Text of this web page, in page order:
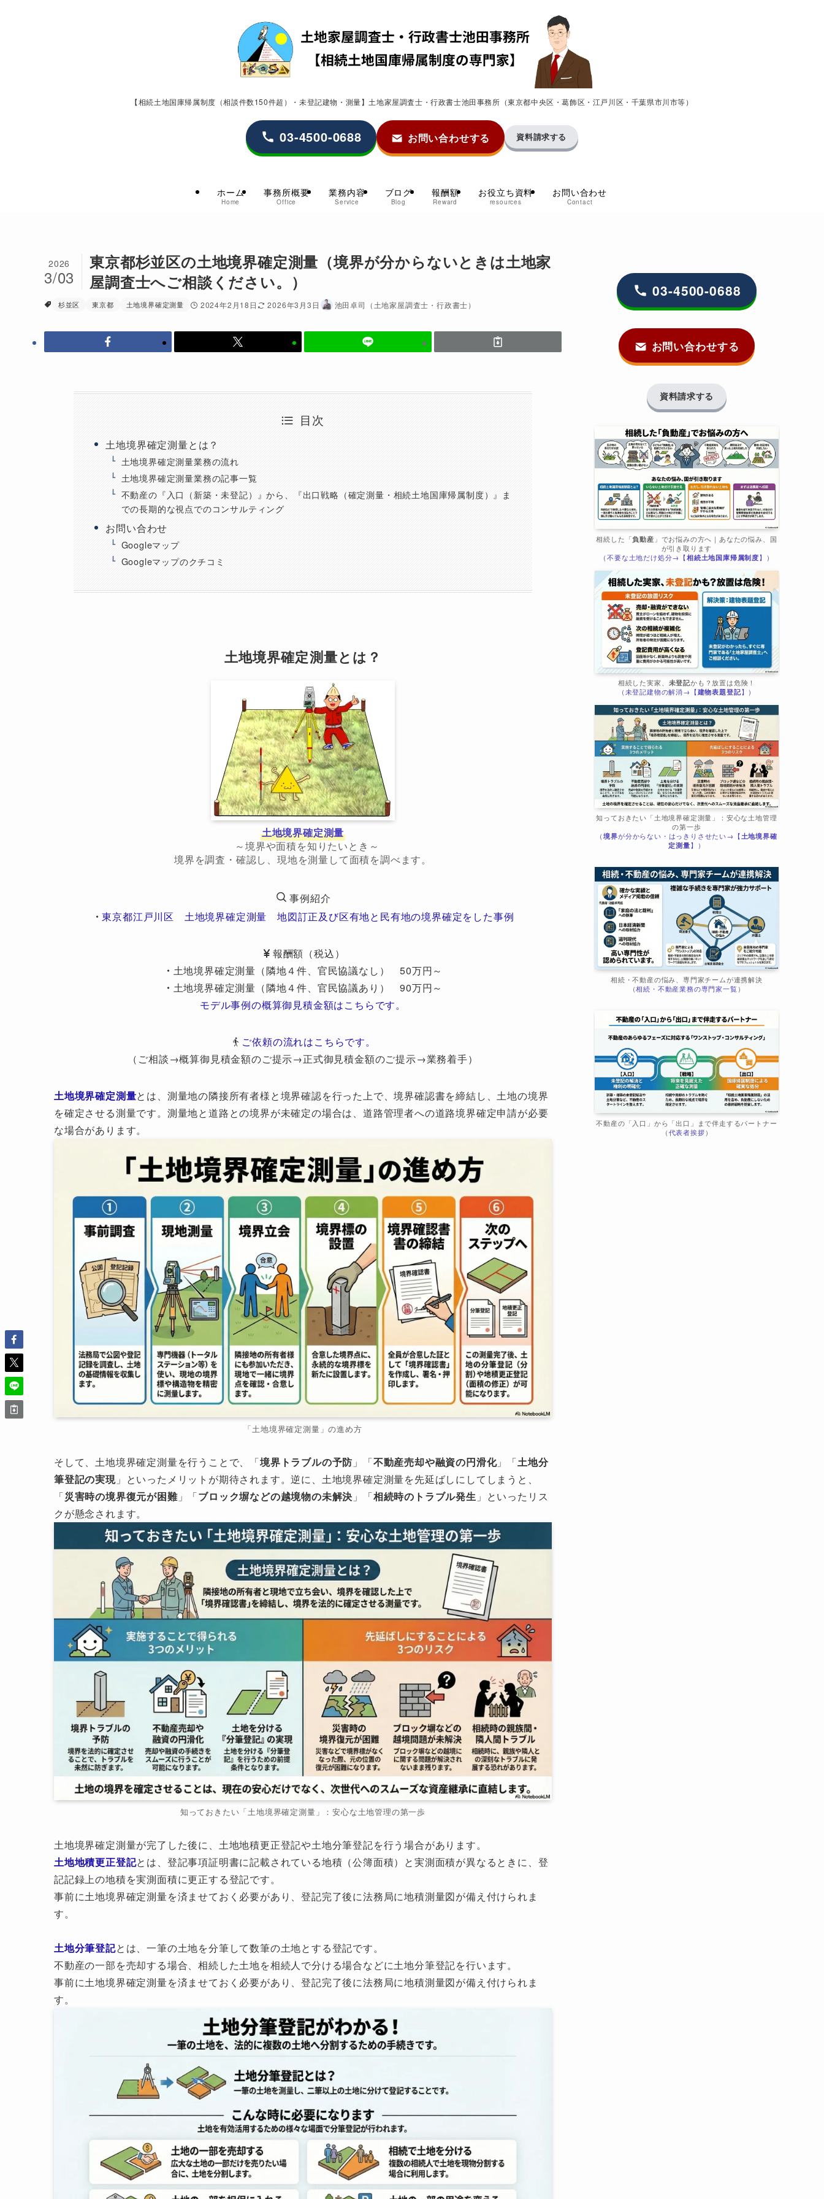
【相続土地国庫帰属制度（相談件数150件超）・未登記建物・測量】土地家屋調査士・行政書士池田事務所（東京都中央区・葛飾区・江戸川区・千葉県市川市等）
ホーム
Home
事務所概要
Office
業務内容
Service
ブログ
Blog
報酬額
Reward
お役立ち資料
resources
お問い合わせ
Contact
03-4500-0688 お問い合わせする 資料請求する
東京都杉並区の土地境界確定測量（境界が分からないときは土地家
屋調査士へご相談ください。）
2026
3/03
杉並区 東京都 土地境界確定測量 2024年2月18日 2026年3月3日 池田卓司（土地家屋調査士・行政書士）
目次
土地境界確定測量とは？
土地境界確定測量業務の流れ
土地境界確定測量業務の記事一覧
不動産の『入口（新築・未登記）』から、『出口戦略（確定測量・相続土地国庫帰属制度）』ま
での長期的な視点でのコンサルティング
お問い合わせ
Googleマップ
Googleマップのクチコミ
土地境界確定測量とは？
土地境界確定測量
～境界や面積を知りたいとき～
境界を調査・確認し、現地を測量して面積を調べます。
事例紹介
・東京都江戸川区 土地境界確定測量 地図訂正及び区有地と民有地の境界確定をした事例
報酬額（税込）
・ 土地境界確定測量（隣地４件、官民協議なし） 50万円～
・ 土地境界確定測量（隣地４件、官民協議あり） 90万円～
モデル事例の概算御見積金額はこちらです。
ご依頼の流れはこちらです。
（ご相談→概算御見積金額のご提示→正式御見積金額のご提示→業務着手）
土地境界確定測量とは、測量地の隣接所有者様と境界確認を行った上で、境界確認書を締結し、土地の境界
を確定させる測量です。測量地と道路との境界が未確定の場合は、道路管理者への道路境界確定申請が必要
な場合があります。
「土地境界確定測量」の進め方
そして、土地境界確定測量を行うことで、「境界トラブルの予防 」「不動産売却や融資の円滑化」「土地分
筆登記の実現」といったメリットが期待されます。逆に、土地境界確定測量を先延ばしにしてしまうと、
「災害時の境界復元が困難」「ブロック塀などの越境物の未解決 」「相続時のトラブル発生 」といったリス
クが懸念されます。
知っておきたい「土地境界確定測量」：安心な土地管理の第一歩
土地境界確定測量が完了した後に、土地地積更正登記や土地分筆登記を行う場合があります。
土地地積更正登記とは、登記事項証明書に記載されている地積（公簿面積）と実測面積が異なるときに、登
記記録上の地積を実測面積に更正する登記です。
事前に土地境界確定測量を済ませておく必要があり、登記完了後に法務局に地積測量図が備え付けられま
す。
土地分筆登記とは、一筆の土地を分筆して数筆の土地とする登記です。
不動産の一部を売却する場合、相続した土地を相続人で分ける場合などに土地分筆登記を行います。
事前に土地境界確定測量を済ませておく必要があり、登記完了後に法務局に地積測量図が備え付けられま
す。
03-4500-0688
お問い合わせする
資料請求する
相続した「負動産 」でお悩みの方へ｜あなたの悩み、国
が引き取ります
（不要な土地だけ処分→【相続土地国庫帰属制度】）
相続した実家、 未登記かも？放置は危険！
（未登記建物の解消→【建物表題登記】）
知っておきたい「土地境界確定測量」：安心な土地管理
の第一歩
（境界が分からない・はっきりさせたい→【土地境界確
定測量】）
相続・不動産の悩み、専門家チームが連携解決
（相続・不動産業務の専門家一覧）
不動産の「入口」から「出口」まで伴走するパートナー
（代表者挨拶）